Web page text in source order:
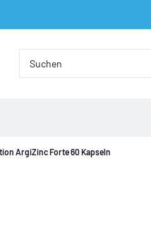
ArgiZinc Forte 60 Kapseln